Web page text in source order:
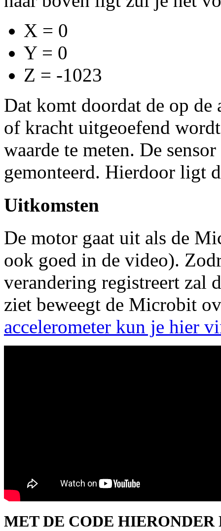
X = 0
Y = 0
Z = -1023
Dat komt doordat de op de
of kracht uitgeoefend
waarde te meten. De
gemonteerd. Hierdoor ligt
Uitkomsten
De motor gaat uit als de
ook goed in de video).
verandering registreert zal
ziet beweegt de Microbit
accelerometer kun je hier
MET DE CODE